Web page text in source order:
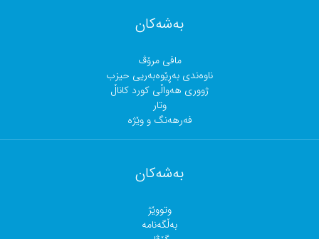
بەشەکان
مافی مرۆڤ
ناوەندی بەڕێوەبەریی حیزب
ژووری هەواڵی کورد کاناڵ
وتار
فەرهەنگ و وێژە
بەشەکان
وتووێژ
بەڵگەنامە